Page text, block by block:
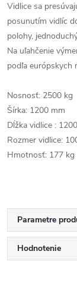
Vidlice sa
posunutím vidlíc
polohy,
Na uľahčenie
podľa európskych
Nosnosť: 2500 kg
Šírka: 1200 mm
Dĺžka vidlice :
Rozmer vidlice:
Hmotnosť: 177 kg
Parametre
Hodnotenie